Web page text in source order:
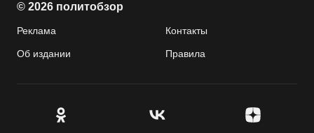
© 2026 политобзор
Реклама Контакты
Об издании Правила